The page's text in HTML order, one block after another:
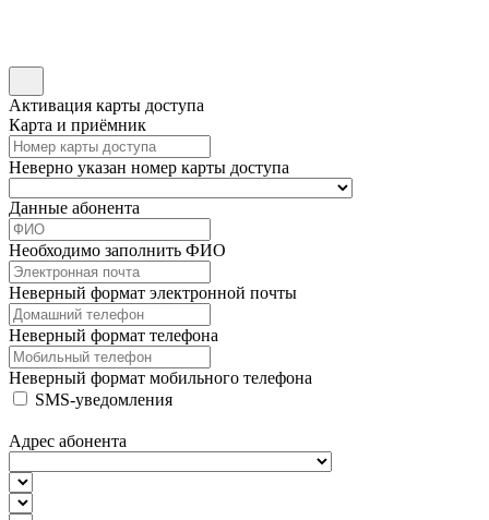
Активация карты доступа
Карта и приёмник
Неверно указан номер карты доступа
Данные абонента
Необходимо заполнить ФИО
Неверный формат электронной почты
Неверный формат телефона
Неверный формат мобильного телефона
SMS-уведомления
Адрес абонента